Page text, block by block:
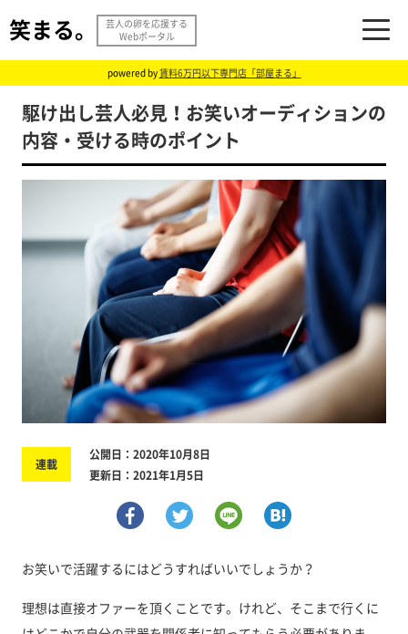
笑まる。
芸人の卵を応援する
Webポータル
powered by 賃料6万円以下専門店「部屋まる」
駆け出し芸人必見！お笑いオーディションの
内容・受ける時のポイント
連載
公開日：2020年10月8日
更新日：2021年1月5日
お笑いで活躍するにはどうすればいいでしょうか？
理想は直接オファーを頂くことです。けれど、そこまで行くに